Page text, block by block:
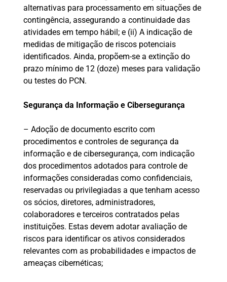
alternativas para processamento em situações de
contingência, assegurando a continuidade das
atividades em tempo hábil; e (ii) A indicação de
medidas de mitigação de riscos potenciais
identificados. Ainda, propõem-se a extinção do
prazo mínimo de 12 (doze) meses para validação
ou testes do PCN.
Segurança da Informação e Cibersegurança
– Adoção de documento escrito com
procedimentos e controles de segurança da
informação e de cibersegurança, com indicação
dos procedimentos adotados para controle de
informações consideradas como confidenciais,
reservadas ou privilegiadas a que tenham acesso
os sócios, diretores, administradores,
colaboradores e terceiros contratados pelas
instituições. Estas devem adotar avaliação de
riscos para identificar os ativos considerados
relevantes com as probabilidades e impactos de
ameaças cibernéticas;